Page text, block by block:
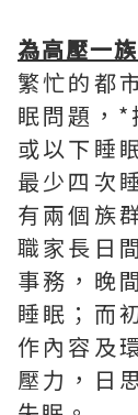
為高壓一
繁忙的都
眠問題，*
或以下睡
最少四次
有兩個族
職家長日
事務，晚
睡眠；而
作內容及
壓力，日